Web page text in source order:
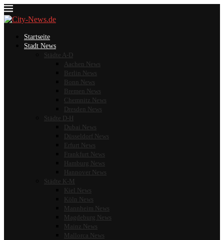
Startseite
Stadt News
Städte A-D
Aachen News
Berlin News
Bonn News
Bremen News
Chemnitz News
Dresden News
Städte D-H
Dubai News
Düsseldorf News
Erfurt News
Frankfurt News
Hamburg News
Hannover News
Städte K-M
Kiel News
Köln News
Mannheim News
Magdeburg News
Mainz News
Mallorca News